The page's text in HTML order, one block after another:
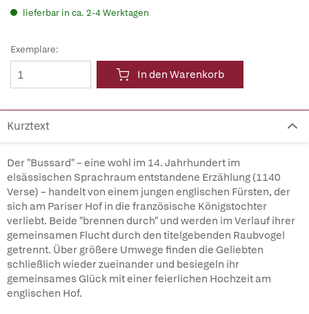
lieferbar in ca. 2-4 Werktagen
Exemplare:
In den Warenkorb
Kurztext
Der "Bussard" – eine wohl im 14. Jahrhundert im
elsässischen Sprachraum entstandene Erzählung (1140
Verse) – handelt von einem jungen englischen Fürsten, der
sich am Pariser Hof in die französische Königstochter
verliebt. Beide "brennen durch" und werden im Verlauf ihrer
gemeinsamen Flucht durch den titelgebenden Raubvogel
getrennt. Über größere Umwege finden die Geliebten
schließlich wieder zueinander und besiegeln ihr
gemeinsames Glück mit einer feierlichen Hochzeit am
englischen Hof.